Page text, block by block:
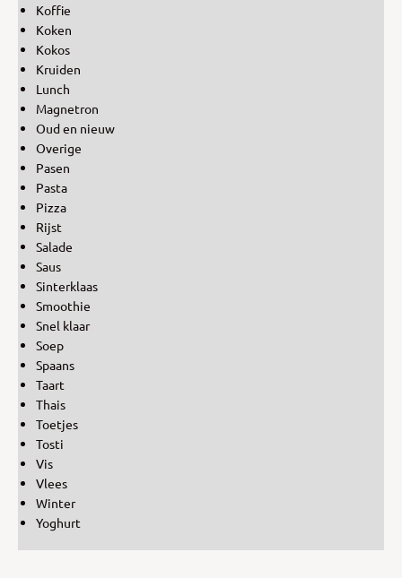
Koffie
Koken
Kokos
Kruiden
Lunch
Magnetron
Oud en nieuw
Overige
Pasen
Pasta
Pizza
Rijst
Salade
Saus
Sinterklaas
Smoothie
Snel klaar
Soep
Spaans
Taart
Thais
Toetjes
Tosti
Vis
Vlees
Winter
Yoghurt